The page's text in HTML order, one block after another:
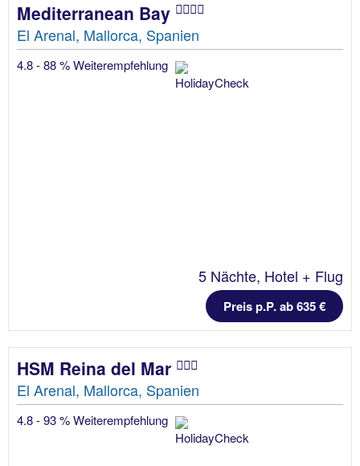
Mediterranean Bay
El Arenal, Mallorca, Spanien
4.8 - 88 % Weiterempfehlung
5 Nächte, Hotel + Flug
Preis p.P. ab 635 €
HSM Reina del Mar
El Arenal, Mallorca, Spanien
4.8 - 93 % Weiterempfehlung